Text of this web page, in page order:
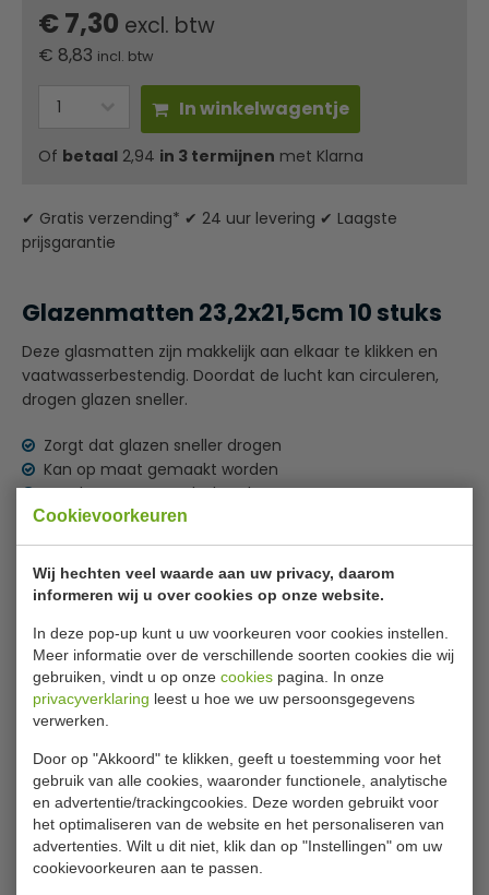
Cookievoorkeuren
Wij hechten veel waarde aan uw privacy, daarom
informeren wij u over cookies op onze website.
In deze pop-up kunt u uw voorkeuren voor cookies instellen.
Meer informatie over de verschillende soorten cookies die wij
gebruiken, vindt u op onze cookies pagina. In onze
privacyverklaring leest u hoe we uw persoonsgegevens
verwerken.
Door op "Akkoord" te klikken, geeft u toestemming voor het
gebruik van alle cookies, waaronder functionele, analytische
en advertentie/trackingcookies. Deze worden gebruikt voor
het optimaliseren van de website en het personaliseren van
advertenties. Wilt u dit niet, klik dan op "Instellingen" om uw
cookievoorkeuren aan te passen.
€ 7,30 excl. btw
€ 8,83 incl. btw
In winkelwagentje
Of betaal 2,94 in 3 termijnen met Klarna
✔ Gratis verzending* ✔ 24 uur levering ✔ Laagste
prijsgarantie
Glazenmatten 23,2x21,5cm 10 stuks
Deze glasmatten zijn makkelijk aan elkaar te klikken en
vaatwasserbestendig. Doordat de lucht kan circuleren,
drogen glazen sneller.
Zorgt dat glazen sneller drogen
Kan op maat gemaakt worden
Beschermt tegen glasbreuk
Aan elkaar te bevestigen
Vaatwasserbestendig
Specificaties
Model
D 824
Afmeting B x D
32.2 x 21.5 cm
Aantal
10 stuks
Gewicht
350 gram
Materiaal
Kunststof
Is dit iets voor jou?